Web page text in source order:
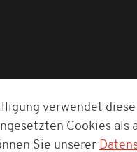
verwendet
Cookies als
Sie unserer